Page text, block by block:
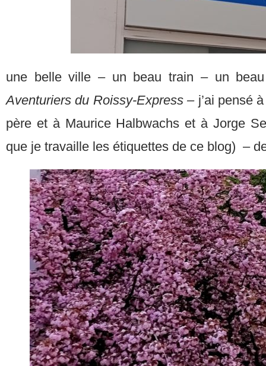
une belle ville – un beau train – un beau
Aventuriers du Roissy-Express – j’ai pensé
père et à Maurice Halbwachs et à Jorge
que je travaille les étiquettes de ce blog) –